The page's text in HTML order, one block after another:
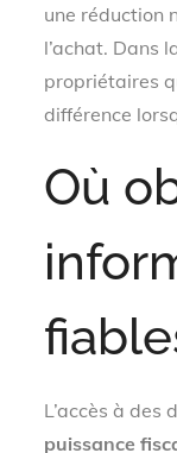
une réduction
l’achat. Dans
propriétaires
différence
Où
L’accès à des
puissance